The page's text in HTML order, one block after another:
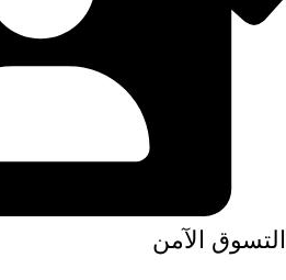
التسوق الآمن